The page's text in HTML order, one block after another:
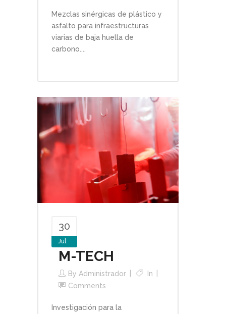
Mezclas sinérgicas de plástico y
asfalto para infraestructuras
viarias de baja huella de
carbono....
30
Jul
M-TECH
By Administrador
In
Comments
Investigación para la